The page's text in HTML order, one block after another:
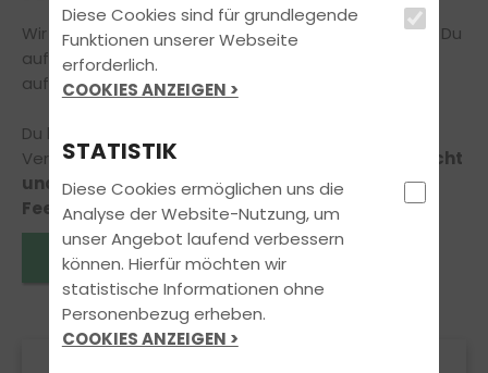
Wir können Dir viel erzählen – aber am Besten hörst Du
auf unsere Fahrschüler und Fahrschülerinnen, die wir
auf Ihrem Weg zum Führerschein begleiten durften.
Du hast selbst Anregungen, Lob oder
Verbesserungsvorschläge für uns?
Dann zögere nicht
und schreib uns, wir freuen uns über Dein
Feedback!
Eintrag verfassen
Diese Cookies sind für grundlegende
Funktionen unserer Webseite
erforderlich.
COOKIES ANZEIGEN >
STATISTIK
Diese Cookies ermöglichen uns die
Analyse der Website-Nutzung, um
unser Angebot laufend verbessern
können. Hierfür möchten wir
statistische Informationen ohne
Personenbezug erheben.
COOKIES ANZEIGEN >